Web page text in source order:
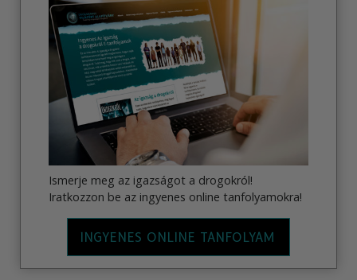
Ismerje meg az igazságot a drogokról!
Iratkozzon be az ingyenes online tanfolyamokra!
INGYENES ONLINE TANFOLYAM